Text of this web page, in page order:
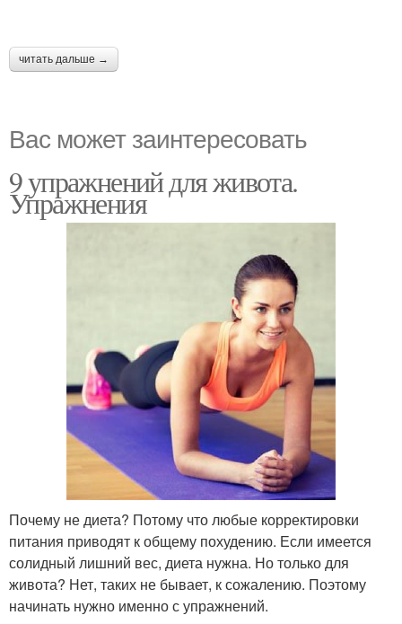
читать дальше →
Вас может заинтересовать
9 упражнений для живота.
Упражнения
Почему не диета? Потому что любые корректировки
питания приводят к общему похудению. Если имеется
солидный лишний вес, диета нужна. Но только для
живота? Нет, таких не бывает, к сожалению. Поэтому
начинать нужно именно с упражнений.